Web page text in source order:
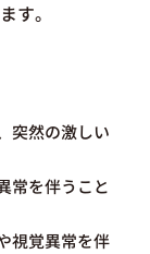
す。
突然の激しい
常を伴うこと
視覚異常を伴